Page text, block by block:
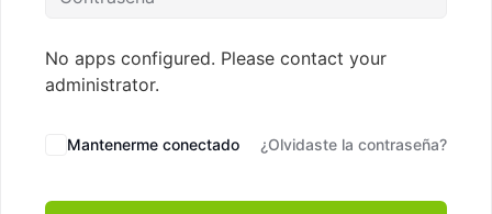
No apps configured. Please contact your
administrator.
Mantenerme conectado ¿Olvidaste la contraseña?